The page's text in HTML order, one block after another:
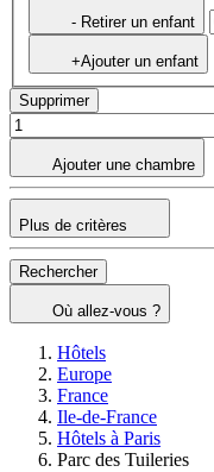
- Retirer un enfant
+Ajouter un enfant
Supprimer
Ajouter une chambre
Plus de critères
Rechercher
Où allez-vous ?
Hôtels
Europe
France
Ile-de-France
Hôtels à Paris
Parc des Tuileries